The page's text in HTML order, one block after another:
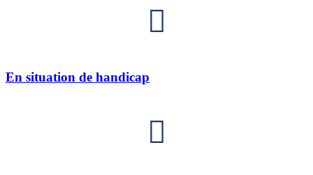
En situation de handicap